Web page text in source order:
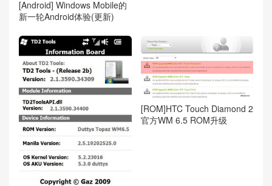
[Android] Windows Mobile的
新一轮Android体验(更新)
[ROM]HTC Touch Diamond 2
官方WM 6.5 ROM升级